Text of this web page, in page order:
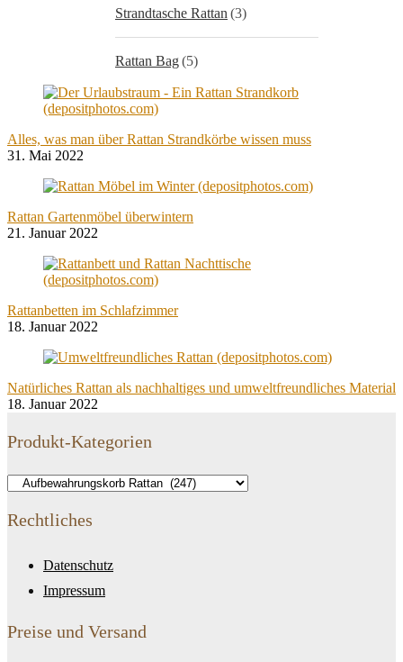
Strandtasche Rattan (3)
Rattan Bag(5)
Alles, was man über Rattan Strandkörbe wissen muss
31. Mai 2022
Rattan Gartenmöbel überwintern
21. Januar 2022
Rattanbetten im Schlafzimmer
18. Januar 2022
Natürliches Rattan als nachhaltiges und umweltfreundliches Material
18. Januar 2022
Produkt-Kategorien
Rechtliches
Datenschutz
Impressum
Preise und Versand